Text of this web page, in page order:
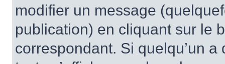
modifier un message
publication) en cliquant sur le
correspondant. Si quelqu’un